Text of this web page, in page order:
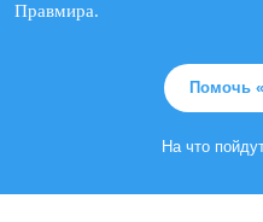
Правмира.
Помочь
На что